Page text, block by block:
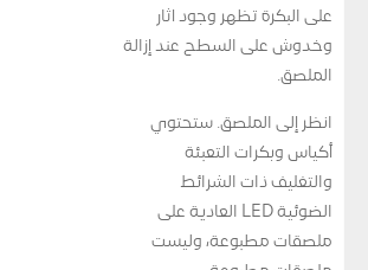
على البكرة تظهر وجود آثار
وخدوش على السطح عند إزالة
الملصق.
انظر إلى الملصق. ستحتوي
أكياس وبكرات التعبئة
والتغليف ذات الشرائط
الضوئية LED العادية على
ملصقات مطبوعة، وليست